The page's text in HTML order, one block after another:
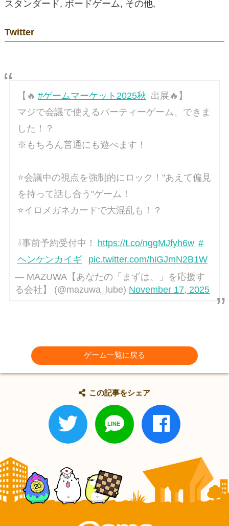
スタンダード, ボードゲーム, その他,
Twitter
【🔥 #ゲームマーケット2025秋 出展🔥】
マジで会議で使えるパーティーゲーム、できま
した！？
※もちろん普通にも遊べます！
⭐️会議中の視点を強制的にロック！"あえて偏見
を持って話し合う"ゲーム！
⭐️イロメガネカードで大混乱も！？
⇩事前予約受付中！ https://t.co/nggMJfyh6w #
ヘンケンカイギ
pic.twitter.com/hiGJmN2B1W
— MAZUWA【あなたの「まずは、」を応援す
る会社】 (@mazuwa_lube) November 17, 2025
ゲーム一覧に戻る
この記事をシェア